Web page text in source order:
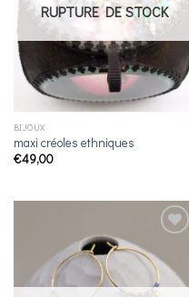
RUPTURE DE STOCK
BIJOUX
maxi créoles ethniques
€49,00
à la
liste de
souhaits